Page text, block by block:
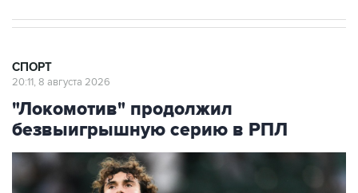
СПОРТ
20:11, 8 августа 2026
"Локомотив" продолжил
безвыигрышную серию в РПЛ